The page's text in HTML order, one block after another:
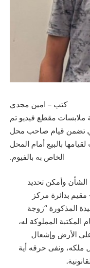
كتب – امين مجدي
ملابسات مقطع فيديو تم
تضمن قيام صاحب محل
بالبيع أمام المحل
الخاص به بالفيوم.
وأمكن تحديد
بدائرة مركز
المذكورة “زوجة
المكتبة المملوكة له،
الأرض وإشعال
ملكه، ونفى حرقه أية